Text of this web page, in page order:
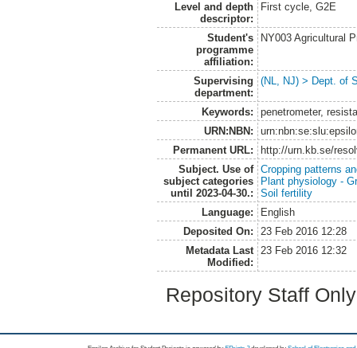
Level and depth
descriptor:
First cycle, G2E
Student's
programme
affiliation:
NY003 Agricultural
Supervising
department:
(NL, NJ) > Dept. of
Keywords:
penetrometer,
URN:NBN:
Permanent URL:
http://urn.kb.se/
Subject. Use of
subject categories
until 2023-04-30.:
Cropping patterns
Plant physiology -
Soil fertility
Language:
English
Deposited On:
23 Feb 2016 12:28
Metadata Last
Modified:
23 Feb 2016 12:32
Repository Staff